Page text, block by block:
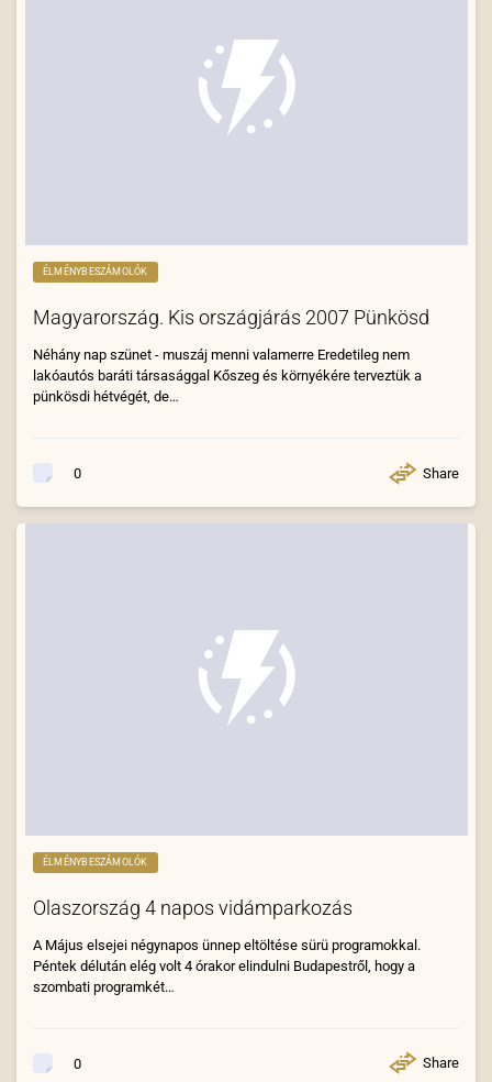
ÉLMÉNYBESZÁMOLÓK
Magyarország. Kis országjárás 2007 Pünkösd
Néhány nap szünet - muszáj menni valamerre Eredetileg nem
lakóautós baráti társasággal Kőszeg és környékére terveztük a
pünkösdi hétvégét, de…
0 Share
ÉLMÉNYBESZÁMOLÓK
Olaszország 4 napos vidámparkozás
A Május elsejei négynapos ünnep eltöltése sürü programokkal.
Péntek délután elég volt 4 órakor elindulni Budapestről, hogy a
szombati programkét…
0 Share